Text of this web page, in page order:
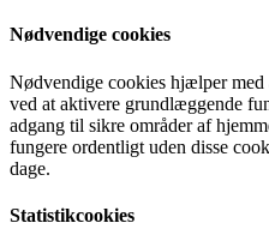
Nødvendige cookies
Nødvendige cookies hjælper med
ved at aktivere grundlæggende
adgang til sikre områder af
fungere ordentligt uden disse
dage.
Statistikcookies